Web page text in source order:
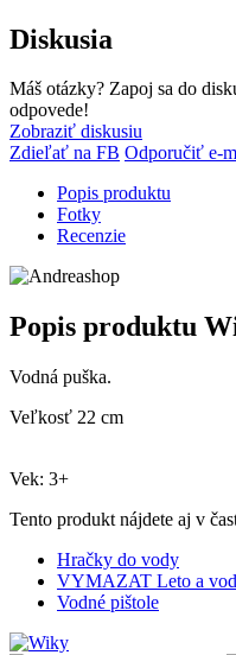
Diskusia
Máš otázky? Zapoj sa do
odpovede!
Zobraziť diskusiu
Zdieľať na FB Odporučiť e-
Popis produktu
Fotky
Recenzie
Popis produktu
Vodná puška.
Veľkosť 22 cm
Vek: 3+
Tento produkt nájdete aj v
Hračky do vody
VYMAZAT Leto a
Vodné pištole